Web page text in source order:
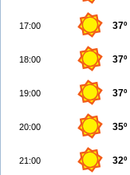
17:00 37º
18:00 37º
19:00 37º
20:00 35º
21:00 32º